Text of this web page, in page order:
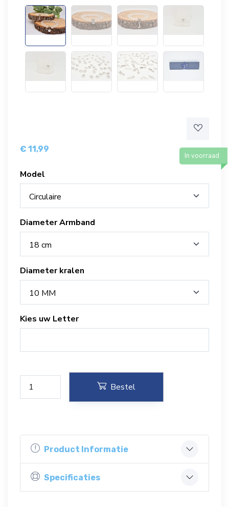
€ 11,99
In voorraad
Model
Circulaire
Diameter Armband
18 cm
Diameter kralen
10 MM
Kies uw Letter
Bestel
Product Informatie
Specificaties